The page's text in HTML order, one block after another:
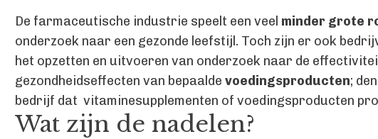
De farmaceutische industrie speelt een veel minder grote
onderzoek naar een gezonde leefstijl. Toch zijn er ook
het opzetten en uitvoeren van onderzoek naar de
gezondheidseffecten van bepaalde voedingsproducten;
bedrijf dat vitaminesupplementen of voedingsproducten
Wat zijn de nadelen?